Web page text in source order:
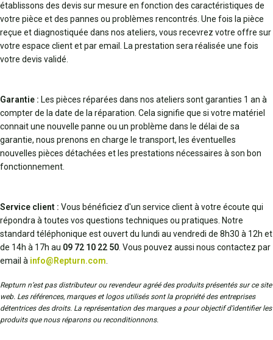
établissons des devis sur mesure en fonction des caractéristiques de
votre pièce et des pannes ou problèmes rencontrés. Une fois la pièce
reçue et diagnostiquée dans nos ateliers, vous recevrez votre offre sur
votre espace client et par email. La prestation sera réalisée une fois
votre devis validé.
Garantie : Les pièces réparées dans nos ateliers sont garanties 1 an à
compter de la date de la réparation. Cela signifie que si votre matériel
connait une nouvelle panne ou un problème dans le délai de sa
garantie, nous prenons en charge le transport, les éventuelles
nouvelles pièces détachées et les prestations nécessaires à son bon
fonctionnement.
Service client : Vous bénéficiez d'un service client à votre écoute qui
répondra à toutes vos questions techniques ou pratiques. Notre
standard téléphonique est ouvert du lundi au vendredi de 8h30 à 12h et
de 14h à 17h au 09 72 10 22 50 . Vous pouvez aussi nous contactez par
email à info@Repturn.com
Repturn n’est pas distributeur ou revendeur agréé des produits présentés sur ce site
web. Les références, marques et logos utilisés sont la propriété des entreprises
détentrices des droits. La représentation des marques a pour objectif d’identifier les
produits que nous réparons ou reconditionnons.